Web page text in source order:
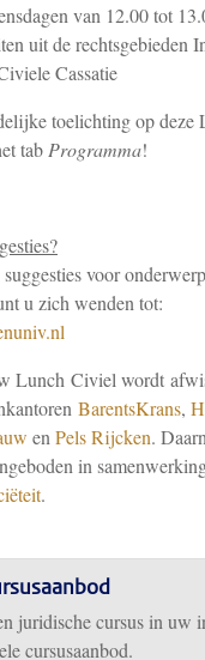
van 12.00 tot
uit de rechtsgebieden
Cassatie
toelichting op deze
tab Programma!
voor
u zich wenden tot:
Lunch Civiel wordt
BarentsKrans,
en Pels Rijcken.
in
.
juridische cursus in uw
cursusaanbod.